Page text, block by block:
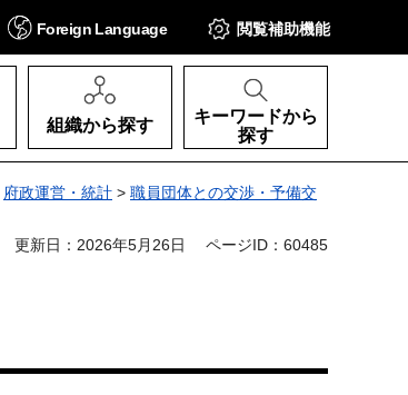
Foreign Language 閲覧補助機能
組織から探す
キーワードから
探す
府政運営・統計 > 職員団体との交渉・予備交
更新日：2026年5月26日 ページID：60485